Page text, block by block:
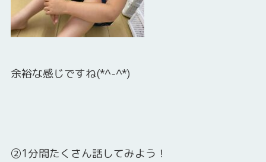
余裕な感じですね(*^-^*)
②1分間たくさん話してみよう！